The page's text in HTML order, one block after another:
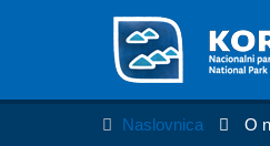
Naslovnica O